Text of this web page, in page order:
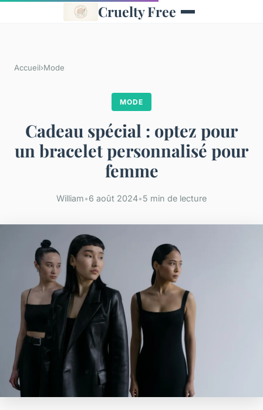
Cruelty Free
Accueil›Mode
MODE
Cadeau spécial : optez pour
un bracelet personnalisé pour
femme
William•6 août 2024•5 min de lecture